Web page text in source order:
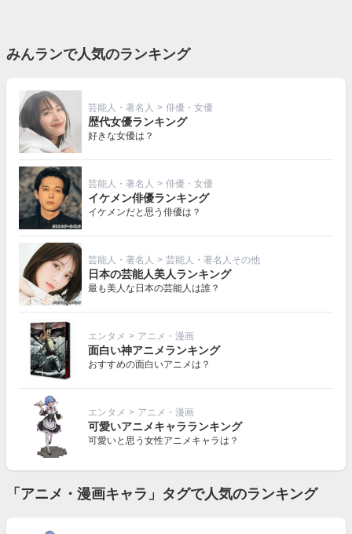
みんランで人気のランキング
芸能人・著名人 > 俳優・女優
歴代女優ランキング
好きな女優は？
芸能人・著名人 > 俳優・女優
イケメン俳優ランキング
イケメンだと思う俳優は？
芸能人・著名人 > 芸能人・著名人その他
日本の芸能人美人ランキング
最も美人な日本の芸能人は誰？
エンタメ > アニメ・漫画
面白い神アニメランキング
おすすめの面白いアニメは？
エンタメ > アニメ・漫画
可愛いアニメキャラランキング
可愛いと思う女性アニメキャラは？
「アニメ・漫画キャラ」タグで人気のランキング